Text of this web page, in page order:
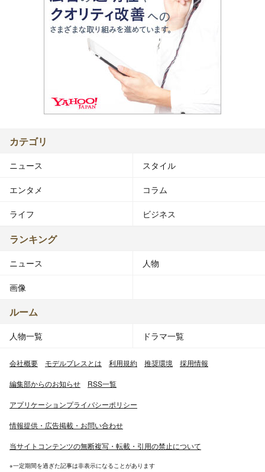
カテゴリ
ニュース スタイル
エンタメ コラム
ライフ ビジネス
ランキング
ニュース 人物
画像
ルーム
人物一覧 ドラマ一覧
会社概要 モデルプレスとは 利用規約 推奨環境 採用情報
編集部からのお知らせ RSS一覧
アプリケーションプライバシーポリシー
情報提供・広告掲載・お問い合わせ
当サイトコンテンツの無断複写・転載・引用の禁止について
※一定期間を過ぎた記事は非表示になることがあります